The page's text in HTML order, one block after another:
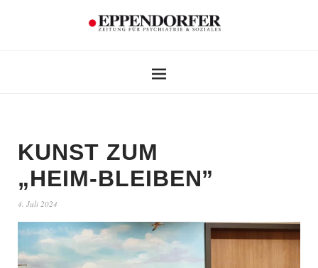
KUNST ZUM
„HEIM-BLEIBEN”
4. Juli 2024